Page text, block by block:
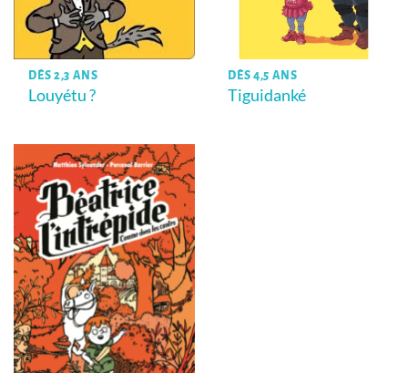
DÈS 2,3 ANS
Louyétu ?
DÈS 4,5 ANS
Tiguidanké